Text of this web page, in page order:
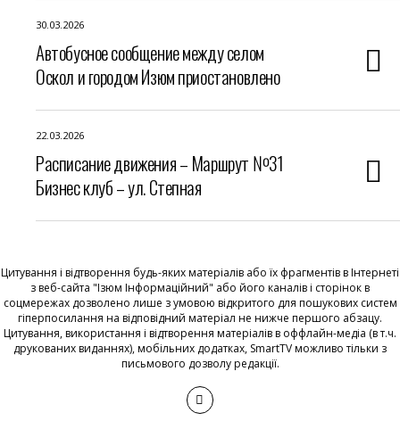
30.03.2026
Автобусное сообщение между селом
Оскол и городом Изюм приостановлено
22.03.2026
Расписание движения – Маршрут №31
Бизнес клуб – ул. Степная
Цитування і відтворення будь-яких матеріалів або їх фрагментів в Інтернеті
з веб-сайта "Ізюм Інформаційний" або його каналів і сторінок в
соцмережах дозволено лише з умовою відкритого для пошукових систем
гіперпосилання на відповідний матеріал не нижче першого абзацу.
Цитування, використання і відтворення матеріалів в оффлайн-медіа (в т.ч.
друкованих виданнях), мобільних додатках, SmartTV можливо тільки з
письмового дозволу редакції.